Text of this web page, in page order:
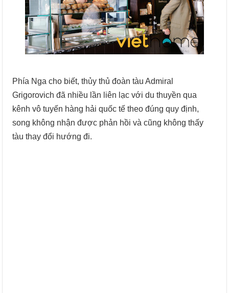
Phía Nga cho biết, thủy thủ đoàn tàu Admiral
Grigorovich đã nhiều lần liên lạc với du thuyền qua
kênh vô tuyến hàng hải quốc tế theo đúng quy định,
song không nhận được phản hồi và cũng không thấy
tàu thay đổi hướng đi.